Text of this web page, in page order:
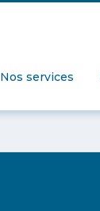
Nos services